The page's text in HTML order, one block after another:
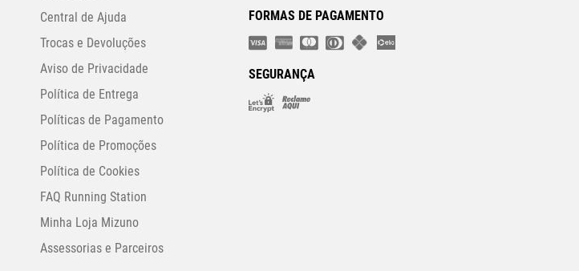
Central de Ajuda
Trocas e Devoluções
Aviso de Privacidade
Política de Entrega
Políticas de Pagamento
Política de Promoções
Política de Cookies
FAQ Running Station
Minha Loja Mizuno
Assessorias e Parceiros
FORMAS DE PAGAMENTO
SEGURANÇA